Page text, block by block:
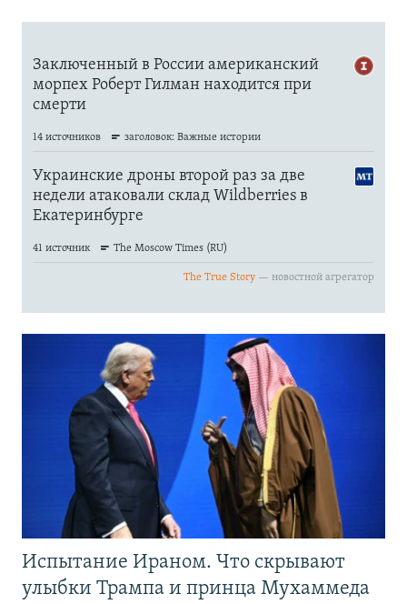
Испытание Ираном. Что скрывают
улыбки Трампа и принца Мухаммеда